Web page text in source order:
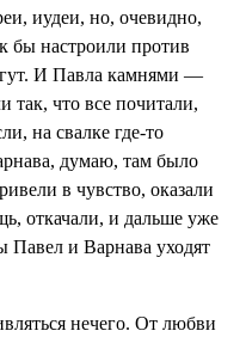
иудеи, но, очевидно,
бы настроили против
И Павла камнями —
так, что все почитали,
на свалке где-то
думаю, там было
в чувство, оказали
откачали, и дальше уже
Павел и Варнава уходят
нечего. От любви